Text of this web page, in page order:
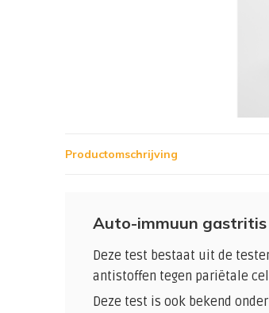
Productomschrijving
Auto-immuun gastritis
Deze test bestaat uit de
antistoffen tegen pariëtale
Deze test is ook bekend